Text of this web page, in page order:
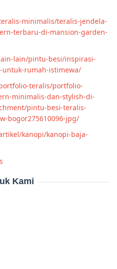
minimalis/teralis-jendela-
terbaru-di-mansion-garden-
lain/pintu-besi/inspirasi-
rumah-istimewa/
teralis/portfolio-
minimalis-dan-stylish-di-
pintu-besi-teralis-
bogor275610096-jpg/
kanopi/kanopi-baja-
Kami